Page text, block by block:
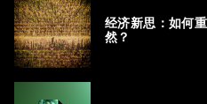
经济新思：如何
然？